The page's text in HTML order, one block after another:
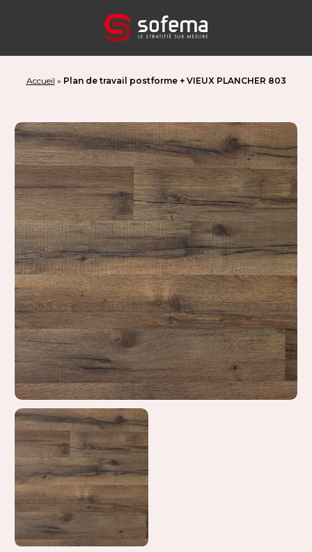
Accueil » Plan de travail postforme + VIEUX PLANCHER 803